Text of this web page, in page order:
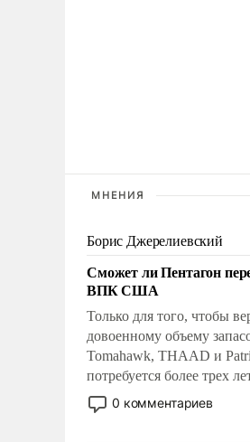
МНЕНИЯ
Борис Джерелиевский
Сможет ли Пентагон
ВПК США
Только для того, чтобы
довоенному объему
Tomahawk, THAAD и
потребуется более трех
небольшая война с Ираном
опустошила американские
0 комментариев